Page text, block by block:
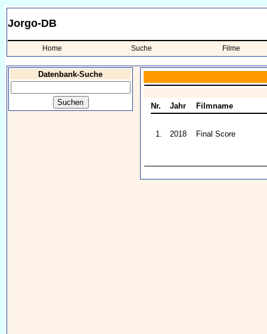
Jorgo-DB
Home Suche Filme
Datenbank-Suche
Nr. Jahr Filmname
1. 2018 Final Score